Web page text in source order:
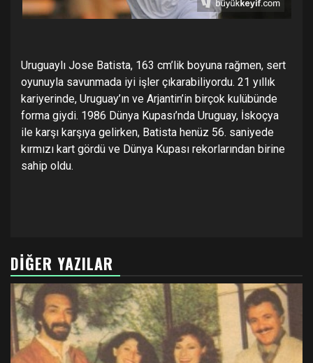
Uruguaylı Jose Batista, 163 cm’lik boyuna rağmen, sert
oyunuyla savunmada iyi işler çıkarabiliyordu. 21 yıllık
kariyerinde, Uruguay’ın ve Arjantin’in birçok kulübünde
forma giydi. 1986 Dünya Kupası’nda Uruguay, İskoçya
ile karşı karşıya gelirken, Batista henüz 56. saniyede
kırmızı kart gördü ve Dünya Kupası rekorlarından birine
sahip oldu.
DIĞER YAZILAR